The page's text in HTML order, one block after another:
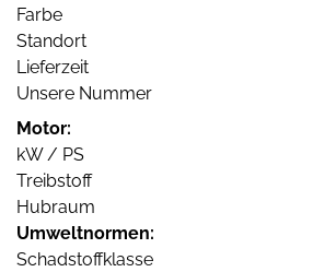
Farbe
Standort
Lieferzeit
Unsere Nummer
Motor:
kW / PS
Treibstoff
Hubraum
Umweltnormen:
Schadstoffklasse